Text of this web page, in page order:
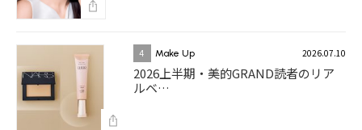
4 Make Up 2026.07.10
2026上半期・美的GRAND読者のリア
ルベ…